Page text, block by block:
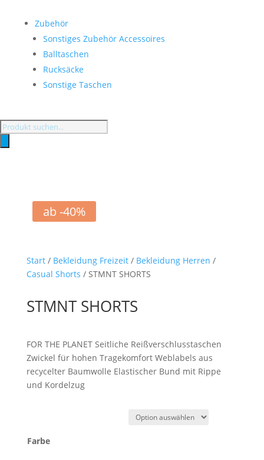
Zubehör
Sonstiges Zubehör Accessoires
Balltaschen
Rucksäcke
Sonstige Taschen
Products
ab -40%
Start/ Bekleidung Freizeit/ Bekleidung Herren /
Casual Shorts / STMNT SHORTS
STMNT SHORTS
FOR THE PLANET Seitliche Reißverschlusstaschen
Zwickel für hohen Tragekomfort Weblabels aus
recycelter Baumwolle Elastischer Bund mit Rippe
und Kordelzug
Farbe